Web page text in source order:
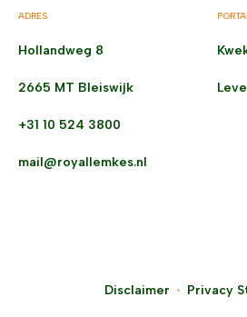
ADRES
Hollandweg 8
2665 MT Bleiswijk
+31 10 524 3800
mail@royallemkes.nl
Disclaimer Privacy